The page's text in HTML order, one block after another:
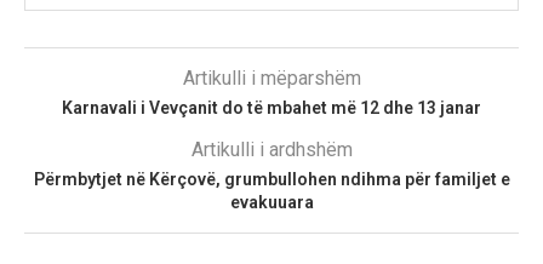
Artikulli i mëparshëm
Karnavali i Vevçanit do të mbahet më 12 dhe 13 janar
Artikulli i ardhshëm
Përmbytjet në Kërçovë, grumbullohen ndihma për familjet e
evakuuara